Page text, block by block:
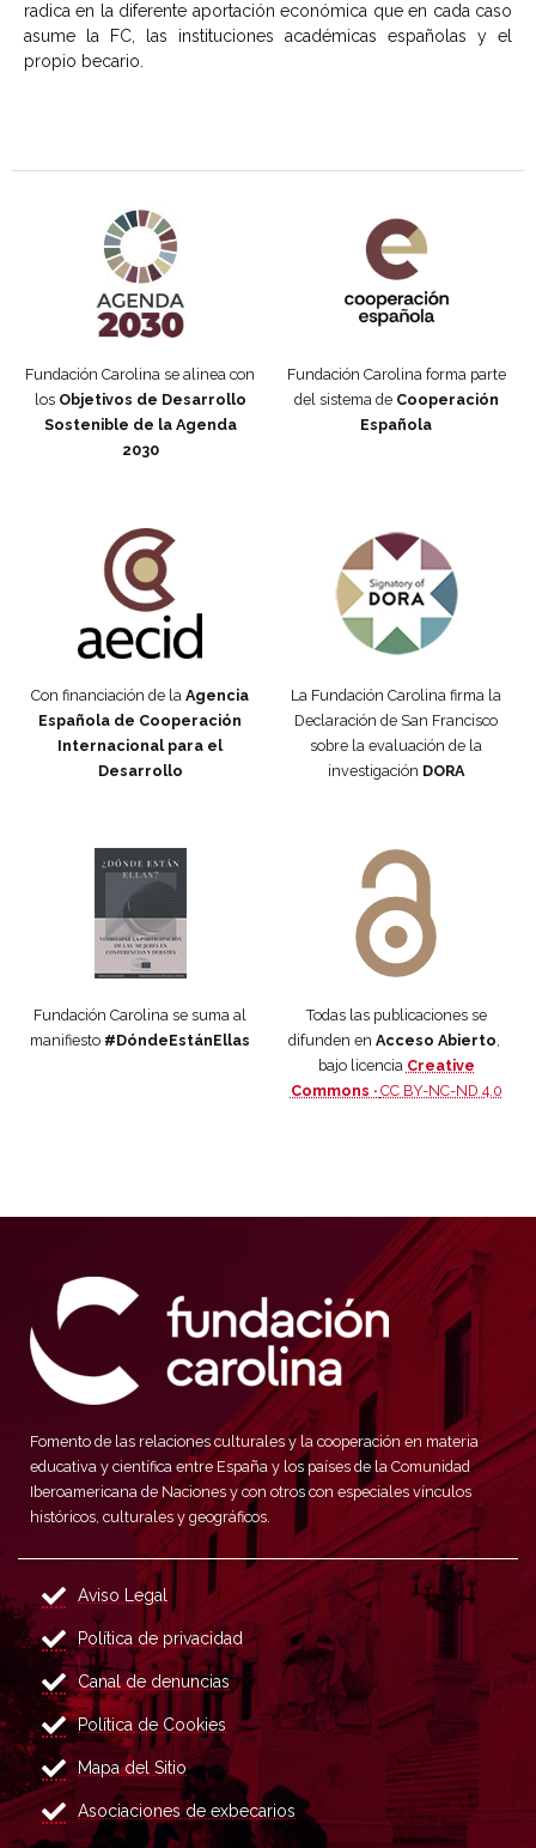
radica en la diferente aportación económica que en cada caso
asume la FC, las instituciones académicas españolas y el
propio becario.
Fundación Carolina se alinea con
los Objetivos de Desarrollo
Sostenible de la Agenda
2030
Fundación Carolina forma parte
del sistema de Cooperación
Española
Con financiación de la Agencia
Española de Cooperación
Internacional para el
Desarrollo
La Fundación Carolina firma la
Declaración de San Francisco
sobre la evaluación de la
investigación DORA
Fundación Carolina se suma al
manifiesto #DóndeEstánEllas
Todas las publicaciones se
difunden en Acceso Abierto,
bajo licencia Creative
Commons · CC BY-NC-ND 4.0
Fomento de las relaciones culturales y la cooperación en materia
educativa y científica entre España y los países de la Comunidad
Iberoamericana de Naciones y con otros con especiales vínculos
históricos, culturales y geográficos.
Aviso Legal
Política de privacidad
Canal de denuncias
Política de Cookies
Mapa del Sitio
Asociaciones de exbecarios